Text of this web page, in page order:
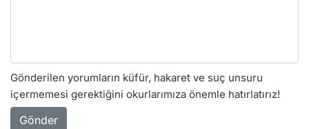
Gönderilen yorumların küfür, hakaret ve suç unsuru
içermemesi gerektiğini okurlarımıza önemle hatırlatırız!
Gönder